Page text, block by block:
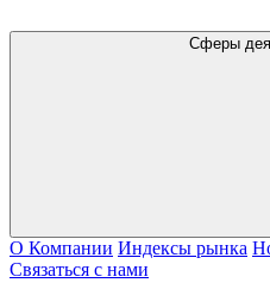
Сферы
О Компании Индексы рынка
Связаться с нами